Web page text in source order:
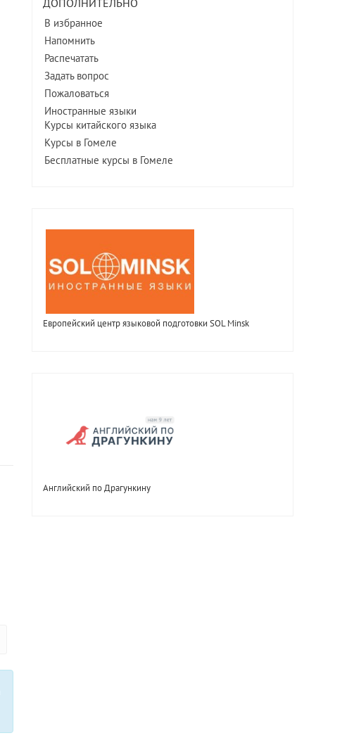
В избранное
Напомнить
Распечатать
Задать вопрос
Пожаловаться
Иностранные языки
Курсы китайского языка
Курсы в Гомеле
Бесплатные курсы в Гомеле
Европейский центр языковой подготовки SOL Minsk
Английский по Драгункину